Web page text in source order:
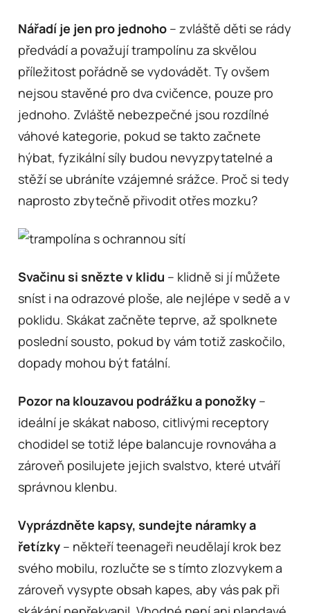
Nářadí je jen pro jednoho– zvláště děti se rády
předvádí a považují trampolínu za skvělou
příležitost pořádně se vydovádět. Ty ovšem
nejsou stavěné pro dva cvičence, pouze pro
jednoho. Zvláště nebezpečné jsou rozdílné
váhové kategorie, pokud se takto začnete
hýbat, fyzikální síly budou nevyzpytatelné a
stěží se ubráníte vzájemné srážce. Proč si tedy
naprosto zbytečně přivodit otřes mozku?
Svačinu si snězte v klidu – klidně si jí můžete
sníst i na odrazové ploše, ale nejlépe v sedě a v
poklidu. Skákat začněte teprve, až spolknete
poslední sousto, pokud by vám totiž zaskočilo,
dopady mohou být fatální.
Pozor na klouzavou podrážku a ponožky–
ideální je skákat naboso, citlivými receptory
chodidel se totiž lépe balancuje rovnováha a
zároveň posilujete jejich svalstvo, které utváří
správnou klenbu.
Vyprázdněte kapsy, sundejte náramky a
řetízky– někteří teenageři neudělají krok bez
svého mobilu, rozlučte se s tímto zlozvykem a
zároveň vysypte obsah kapes, aby vás pak při